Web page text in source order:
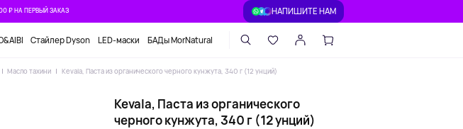
₽ НА ПЕРВЫЙ ЗАКАЗ НАПИШИТЕ НАМ
Стайлер Dyson LED-маски БАДы MorNatural
Масло тахини Kevala, Паста из органического черного кунжута, 340 г (12 унций)
Kevala, Паста из органического
черного кунжута, 340 г (12 унций)